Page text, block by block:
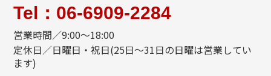
Tel：06-6909-2284
営業時間／9:00～18:00
定休日／日曜日・祝日(25日～31日の日曜は営業してい
ます)